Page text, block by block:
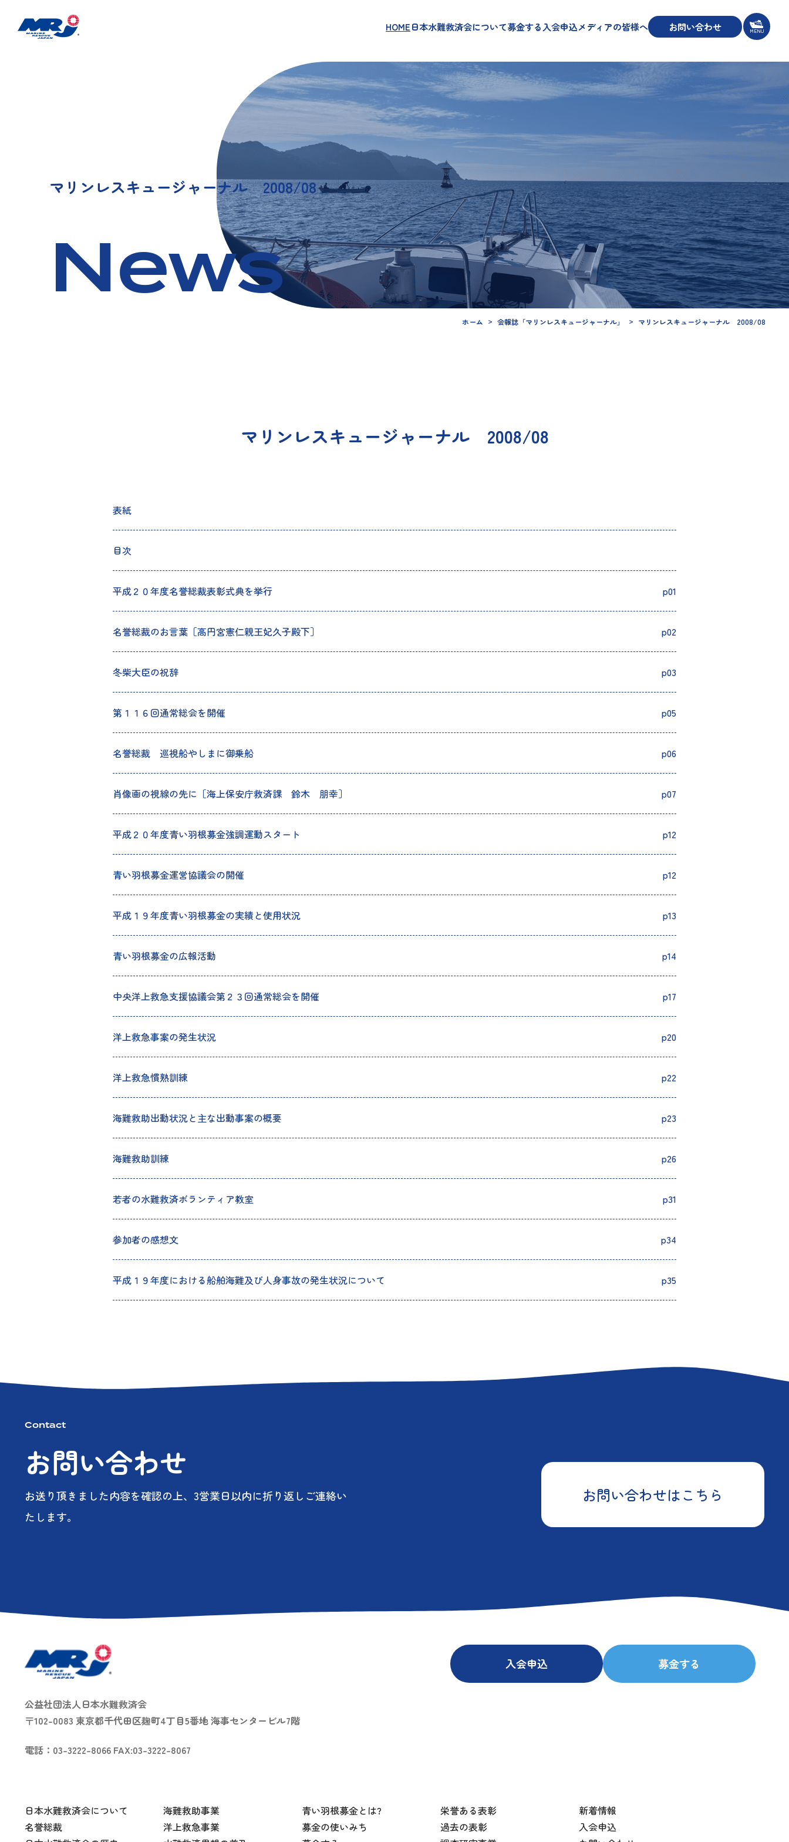
HOME日本水難救済会について募金する 入会申込メディアの皆様へ お問い合わせ MENU
マリンレスキュージャーナル 2008/08
News
ホーム 会報誌「マリンレスキュージャーナル」 マリンレスキュージャーナル 2008/08
マリンレスキュージャーナル 2008/08
表紙
目次
平成２０年度名誉総裁表彰式典を挙行 p01
名誉総裁のお言葉［高円宮憲仁親王妃久子殿下］ p02
冬柴大臣の祝辞 p03
第１１６回通常総会を開催 p05
名誉総裁 巡視船やしまに御乗船 p06
肖像画の視線の先に［海上保安庁救済課 鈴木 朋幸］ p07
平成２０年度青い羽根募金強調運動スタート p12
青い羽根募金運営協議会の開催 p12
平成１９年度青い羽根募金の実績と使用状況 p13
青い羽根募金の広報活動 p14
中央洋上救急支援協議会第２３回通常総会を開催 p17
洋上救急事案の発生状況 p20
洋上救急慣熟訓練 p22
海難救助出動状況と主な出動事案の概要 p23
海難救助訓練 p26
若者の水難救済ボランティア教室 p31
参加者の感想文 p34
平成１９年度における船舶海難及び人身事故の発生状況について p35
Contact
お問い合わせ
お送り頂きました内容を確認の上、3営業日以内に折り返しご連絡い
たします。
お問い合わせはこちら
公益社団法人日本水難救済会
〒102-0083 東京都千代田区麹町4丁目5番地 海事センタービル7階
電話：03-3222-8066 FAX:03-3222-8067
入会申込 募金する
日本水難救済会について
名誉総裁
海難救助事業
洋上救急事業
青い羽根募金とは?
募金の使いみち
栄誉ある表彰
過去の表彰
新着情報
入会申込